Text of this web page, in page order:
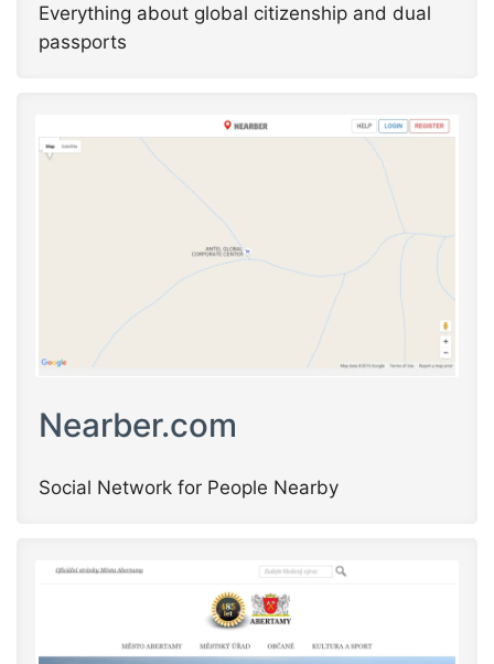
Everything about global citizenship and dual
passports
Nearber.com
Social Network for People Nearby